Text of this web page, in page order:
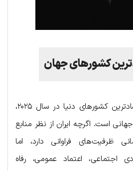
کشورهای جهان
رتبه ایران در فهرست شادترین کشورهای دنیا در سال ۲۰۲۵،
است. اگرچه ایران از نظر منابع
ظرفیت‌های فراوانی دارد، اما
اجتماعی، اعتماد عمومی، رفاه